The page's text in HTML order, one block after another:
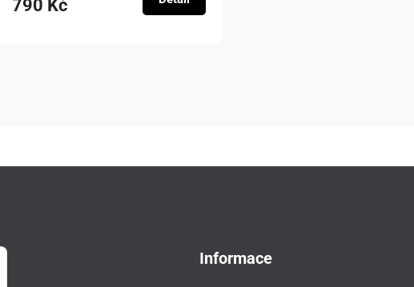
790 Kč
Informace